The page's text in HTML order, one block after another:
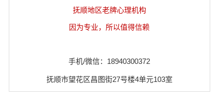
抚顺地区老牌心理机构
因为专业，所以值得信赖
手机/微信：18940300372
抚顺市望花区昌图街27号楼4单元103室